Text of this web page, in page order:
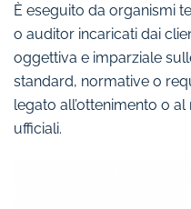
È eseguito da organismi
o auditor incaricati dai
oggettiva e imparziale
standard, normative o
legato all’ottenimento o
ufficiali.